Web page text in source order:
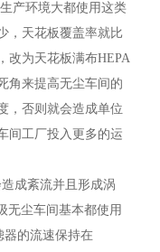
产环境大都使用这类
，天花板覆盖率就比
改为天花板满布HEPA
角来提高无尘车间的
，否则就会造成单位
间工厂投入更多的运
成紊流并且形成涡
无尘车间基本都使用
器的流速保持在